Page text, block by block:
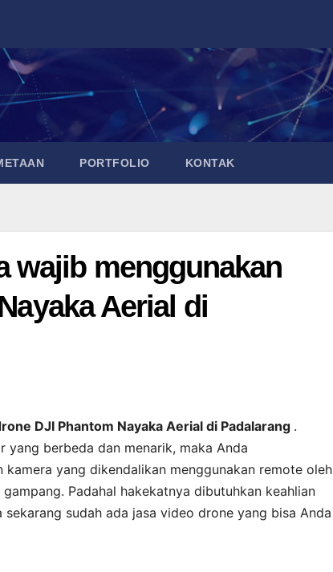
PORTFOLIO KONTAK
wajib menggunakan
Aerial di
DJI Phantom Nayaka Aerial di Padalarang .
yang berbeda dan menarik, maka Anda
yang dikendalikan menggunakan remote oleh
Padahal hakekatnya dibutuhkan keahlian
sudah ada jasa video drone yang bisa Anda